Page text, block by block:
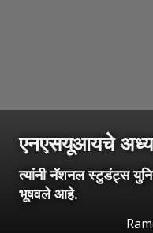
एनएसयूआयचे
त्यांनी नॅशनल स्टुडंट्स
भूषवले आहे.